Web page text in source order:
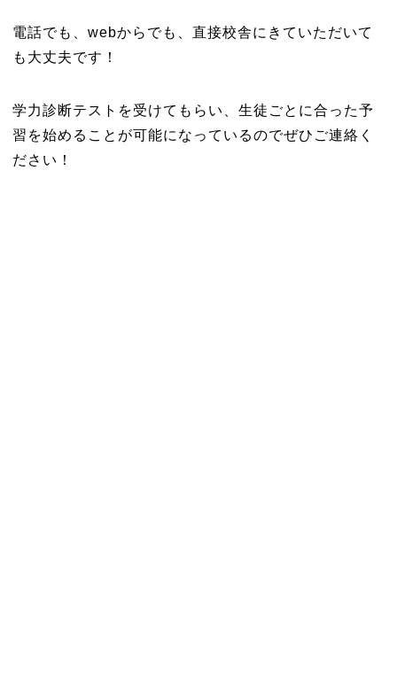
電話でも、webからでも、直接校舎にきていただいて
も大丈夫です！
学力診断テストを受けてもらい、生徒ごとに合った予
習を始めることが可能になっているのでぜひご連絡く
ださい！